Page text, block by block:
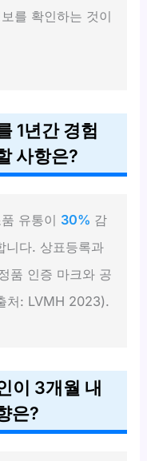
를 확인하는 것이
1년간 경험
사항은?
유통이 30% 감
니다. 상표등록과
품 인증 마크와 공
처: LVMH 2023).
이 3개월 내
은?